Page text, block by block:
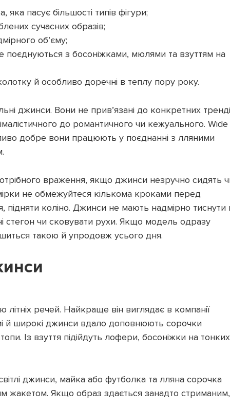
пасує більшості типів фігури;
сучасних образів;
об’єму;
з босоніжками, мюлями та взуттям на
й особливо доречні в теплу пору року.
джинси. Вони не прив’язані до конкретних
до романтичного чи кежуального. Wide
добре вони працюють у поєднанні з лляними
враження, якщо джинси незручно сидять
не обмежуйтеся кількома кроками перед
підняти коліно. Джинси не мають надмірно тиснути
стегон чи сковувати рухи. Якщо модель одразу
такою й упродовж усього дня.
літніх речей. Найкраще він виглядає в компанії
й широкі джинси вдало доповнюють сорочки
Із взуття підійдуть лофери, босоніжки на тонких
джинси, майка або футболка та лляна сорочка
жакетом. Якщо образ здається занадто стриманим,